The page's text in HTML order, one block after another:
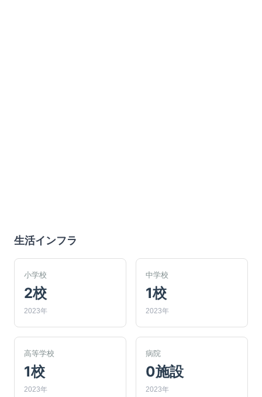
生活インフラ
小学校
2校
2023年
中学校
1校
2023年
高等学校
1校
2023年
病院
0施設
2023年